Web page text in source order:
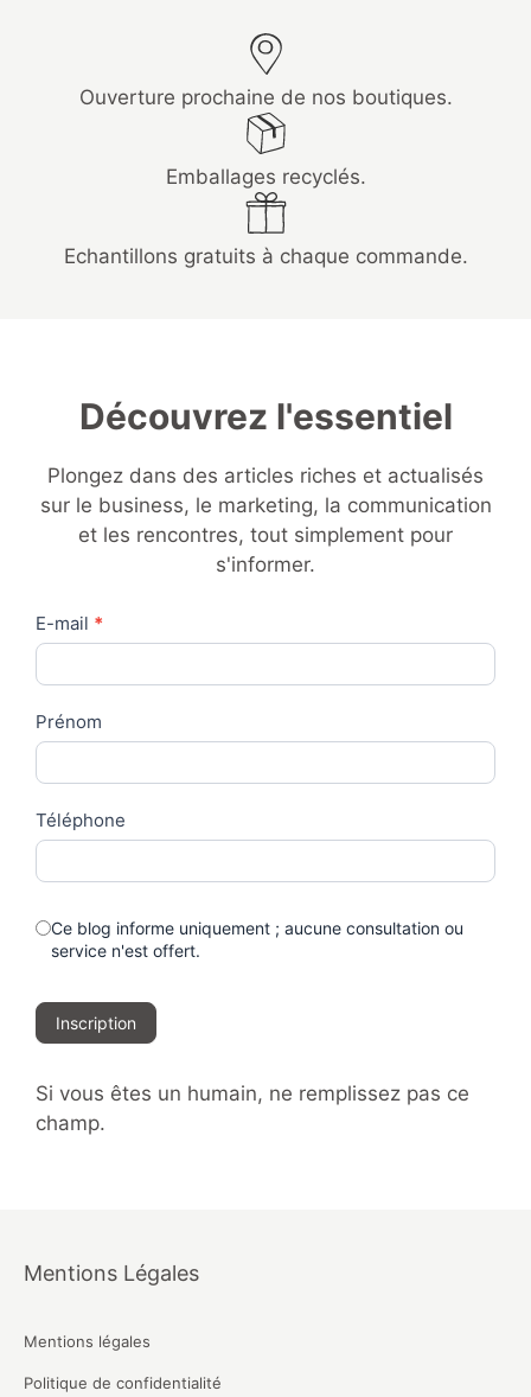
Ouverture prochaine de nos boutiques.
Emballages recyclés.
Echantillons gratuits à chaque commande.
Découvrez l'essentiel
Plongez dans des articles riches et actualisés
sur le business, le marketing, la communication
et les rencontres, tout simplement pour
s'informer.
Contact
Us
E-mail *
Prénom
Téléphone
Ce blog informe uniquement ; aucune consultation ou
service n'est offert.
Inscription
Si vous êtes un humain, ne remplissez pas ce
champ.
Mentions Légales
Mentions légales
Politique de confidentialité